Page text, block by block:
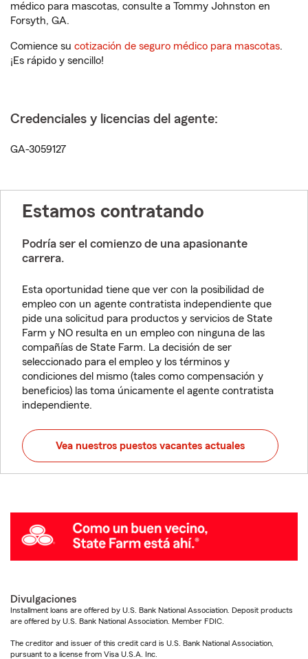
médico para mascotas, consulte a Tommy Johnston en
Forsyth, GA.
Comience su cotización de seguro médico para mascotas.
¡Es rápido y sencillo!
Credenciales y licencias del agente:
GA-3059127
Estamos contratando
Podría ser el comienzo de una apasionante
carrera.
Esta oportunidad tiene que ver con la posibilidad de
empleo con un agente contratista independiente que
pide una solicitud para productos y servicios de State
Farm y NO resulta en un empleo con ninguna de las
compañías de State Farm. La decisión de ser
seleccionado para el empleo y los términos y
condiciones del mismo (tales como compensación y
beneficios) las toma únicamente el agente contratista
independiente.
Vea nuestros puestos vacantes actuales
Divulgaciones
Installment loans are offered by U.S. Bank National Association. Deposit products
are offered by U.S. Bank National Association. Member FDIC.
The creditor and issuer of this credit card is U.S. Bank National Association,
pursuant to a license from Visa U.S.A. Inc.